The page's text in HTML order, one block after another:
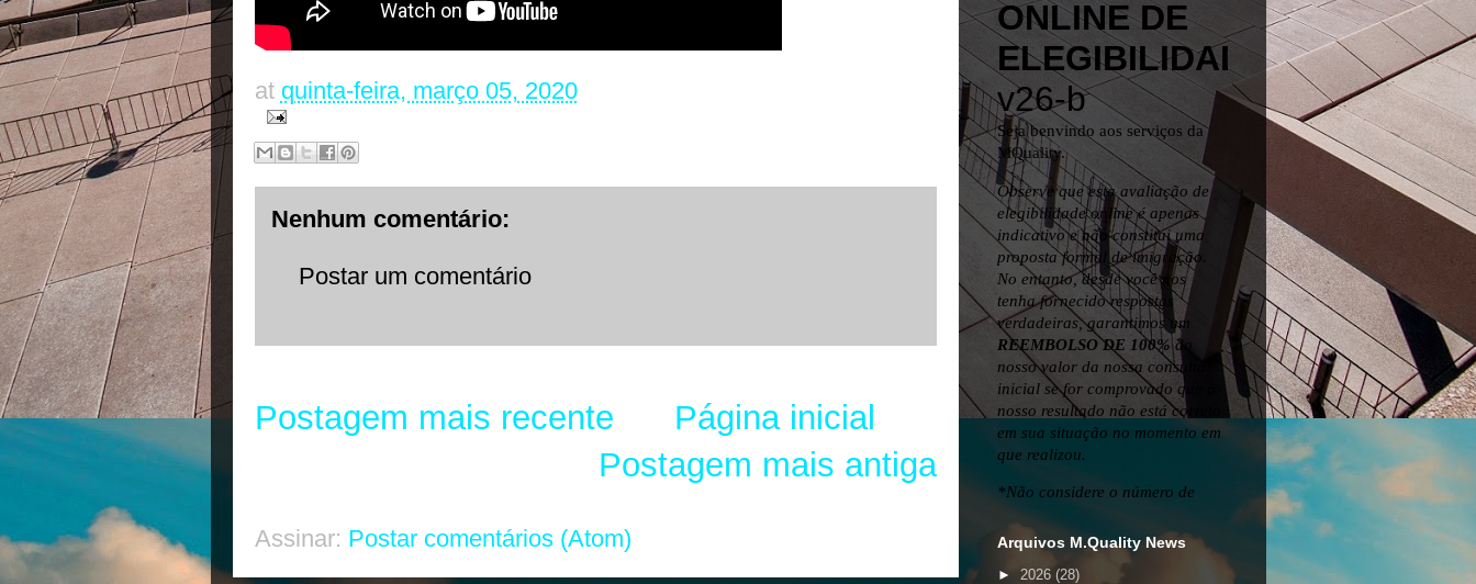
at quinta-feira, março 05, 2020
Nenhum comentário:
Postar um comentário
Postagem mais recente
Postagem mais antiga
Página inicial
Assinar: Postar comentários (Atom) Arquivos M.Quality News
► 2026 (28)